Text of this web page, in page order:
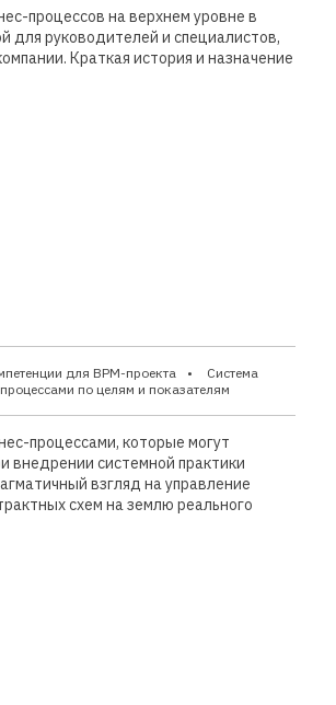
процессов на верхнем уровне в
для руководителей и специалистов,
Краткая история и назначение
для BPM-проекта
Система
по целям и показателям
процессами, которые могут
внедрении системной практики
взгляд на управление
схем на землю реального